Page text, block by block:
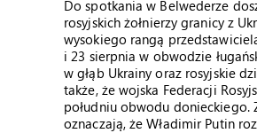
Do spotkania w Belwederze
rosyjskich żołnierzy granicy z
wysokiego rangą
i 23 sierpnia w obwodzie
w głąb Ukrainy oraz rosyjskie
także, że wojska Federacji
południu obwodu donieckiego.
oznaczają, że Władimir Putin